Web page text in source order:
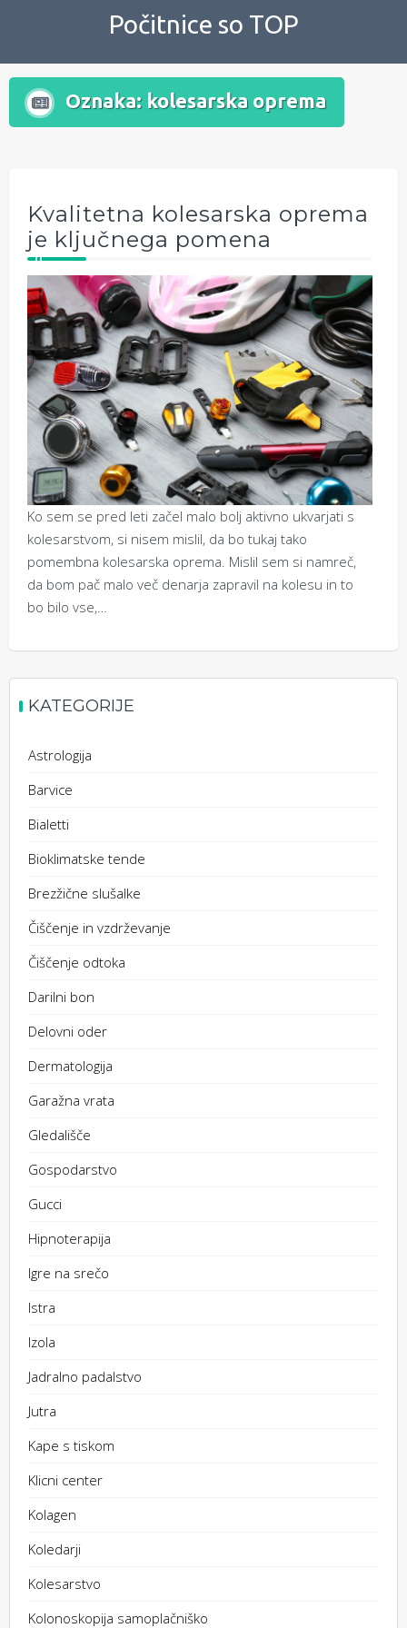
Počitnice so TOP
Oznaka: kolesarska oprema
Kvalitetna kolesarska oprema
je ključnega pomena
Ko sem se pred leti začel malo bolj aktivno ukvarjati s
kolesarstvom, si nisem mislil, da bo tukaj tako
pomembna kolesarska oprema. Mislil sem si namreč,
da bom pač malo več denarja zapravil na kolesu in to
bo bilo vse,…
KATEGORIJE
Astrologija
Barvice
Bialetti
Bioklimatske tende
Brezžične slušalke
Čiščenje in vzdrževanje
Čiščenje odtoka
Darilni bon
Delovni oder
Dermatologija
Garažna vrata
Gledališče
Gospodarstvo
Gucci
Hipnoterapija
Igre na srečo
Istra
Izola
Jadralno padalstvo
Jutra
Kape s tiskom
Klicni center
Kolagen
Koledarji
Kolesarstvo
Kolonoskopija samoplačniško